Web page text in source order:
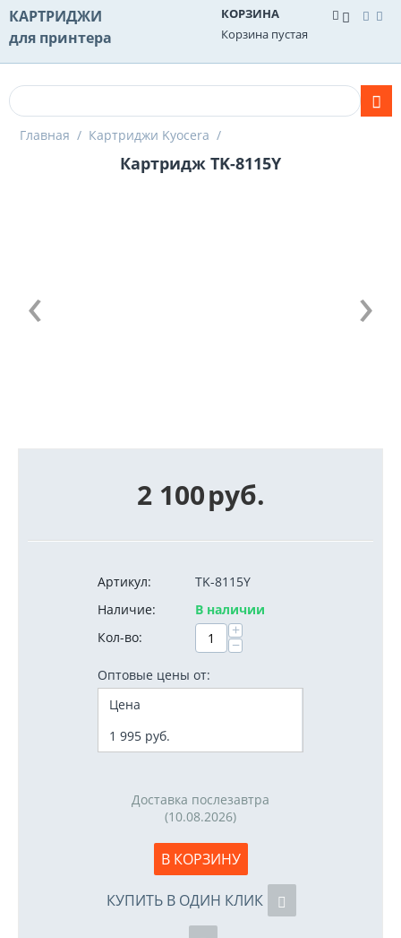
КАРТРИДЖИ
для принтера
КОРЗИНА
Корзина пустая
Главная / Картриджи Kyocera /
Картридж TK-8115Y
2 100руб.
Артикул:
TK-8115Y
Наличие:
В наличии
Кол-во:
+
−
Оптовые цены от:
Цена
1 995 руб.
Доставка послезавтра
(10.08.2026)
В КОРЗИНУ
КУПИТЬ В ОДИН КЛИК